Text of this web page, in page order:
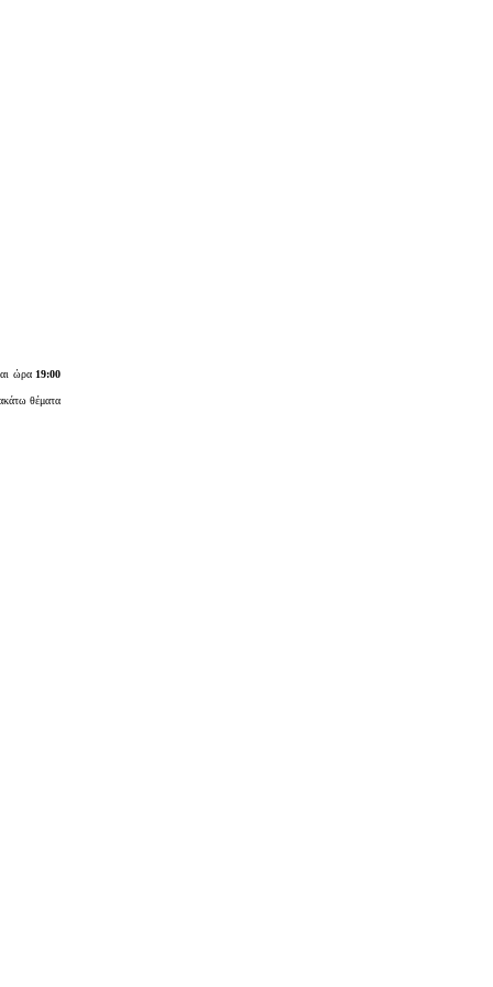
ώρα 19:00
θέματα